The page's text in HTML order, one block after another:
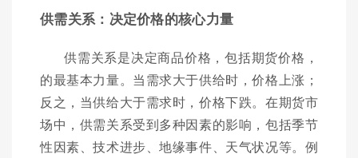
供需关系：决定价格的核心力量
供需关系是决定商品价格，包括期货价格，
的最基本力量。当需求大于供给时，价格上涨；
反之，当供给大于需求时，价格下跌。在期货市
场中，供需关系受到多种因素的影响，包括季节
性因素、技术进步、地缘事件、天气状况等。例